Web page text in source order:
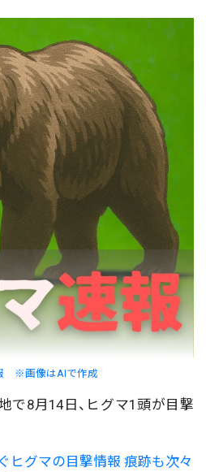
※画像はAIで作成
8月14日、ヒグマ1頭が目撃
ヒグマの目撃情報 痕跡も次々